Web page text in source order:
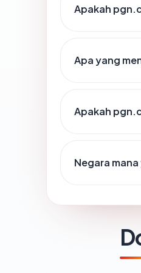
Apakah
Apa yang
Apakah
Negara